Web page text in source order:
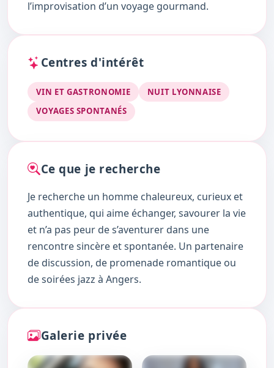
l’improvisation d’un voyage gourmand.
Centres d'intérêt
VIN ET GASTRONOMIE
NUIT LYONNAISE
VOYAGES SPONTANÉS
Ce que je recherche
Je recherche un homme chaleureux, curieux et
authentique, qui aime échanger, savourer la vie
et n’a pas peur de s’aventurer dans une
rencontre sincère et spontanée. Un partenaire
de discussion, de promenade romantique ou
de soirées jazz à Angers.
Galerie privée